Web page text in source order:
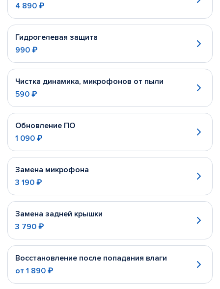
4 890 ₽
Гидрогелевая защита
990 ₽
Чистка динамика, микрофонов от пыли
590 ₽
Обновление ПО
1 090 ₽
Замена микрофона
3 190 ₽
Замена задней крышки
3 790 ₽
Восстановление после попадания влаги
от 1 890 ₽